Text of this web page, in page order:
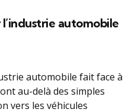
automobile
automobile fait face à
au-delà des simples
vers les véhicules